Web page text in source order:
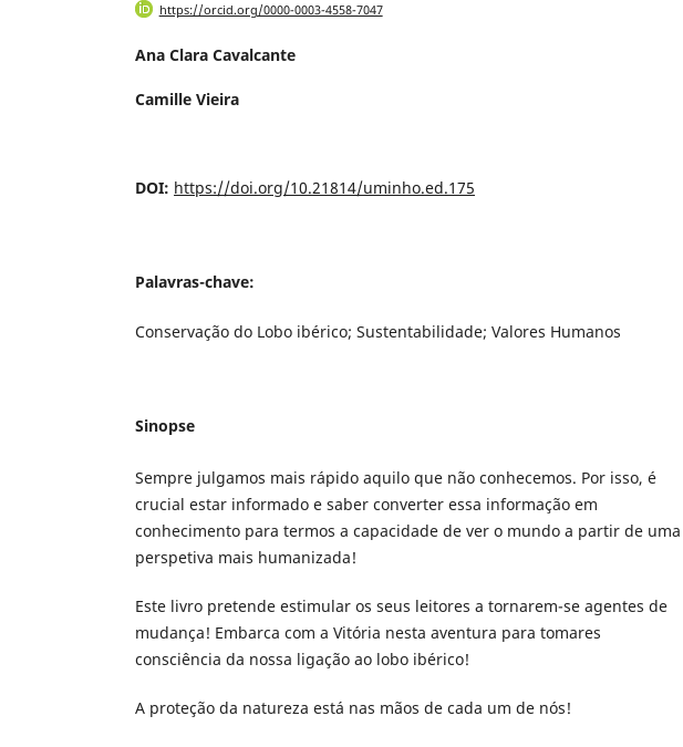
https://orcid.org/0000-0003-4558-7047
Ana Clara Cavalcante
Camille Vieira
DOI: https://doi.org/10.21814/uminho.ed.175
Palavras-chave:
Conservação do Lobo ibérico; Sustentabilidade; Valores Humanos
Sinopse
Sempre julgamos mais rápido aquilo que não conhecemos. Por isso, é
crucial estar informado e saber converter essa informação em
conhecimento para termos a capacidade de ver o mundo a partir de uma
perspetiva mais humanizada!
Este livro pretende estimular os seus leitores a tornarem-se agentes de
mudança! Embarca com a Vitória nesta aventura para tomares
consciência da nossa ligação ao lobo ibérico!
A proteção da natureza está nas mãos de cada um de nós!